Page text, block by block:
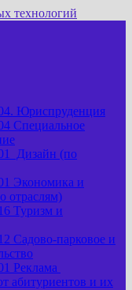
Юриспруденция
Специальное
Дизайн (по
Экономика и
отраслям)
Туризм и
Садово-парковое и
Реклама
абитуриентов и их